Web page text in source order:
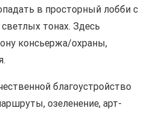
в просторный лобби с
тонах. Здесь
консьержа/охраны,
благоустройство
озеленение, арт-